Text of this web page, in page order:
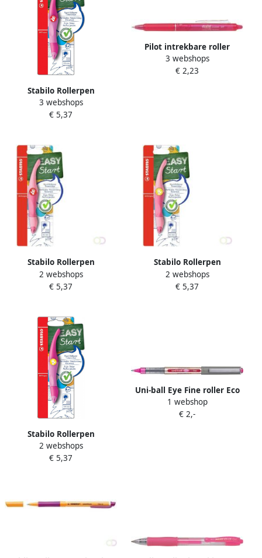
Stabilo Rollerpen
Easyoriginal rechtshandig
roze lichtroze blister Ã 1
3 webshops
€ 5,37
Pilot intrekbare roller
FriXion Ball Clicker medium
punt 0 7 mm roze
3 webshops
€ 2,23
Stabilo Rollerpen
Easyoriginal rechtshandig
medium pastel poederroze
2 webshops
€ 5,37
Stabilo Rollerpen
Easyoriginal linkshandig
medium pastel poederroze
2 webshops
€ 5,37
Stabilo Rollerpen
Easyoriginal linkshandig
roze lichtroze blister Ã 1
2 webshops
€ 5,37
Uni-ball Eye Fine roller Eco
schrijfbreedte 0 5 mm roze
1 webshop
€ 2,-